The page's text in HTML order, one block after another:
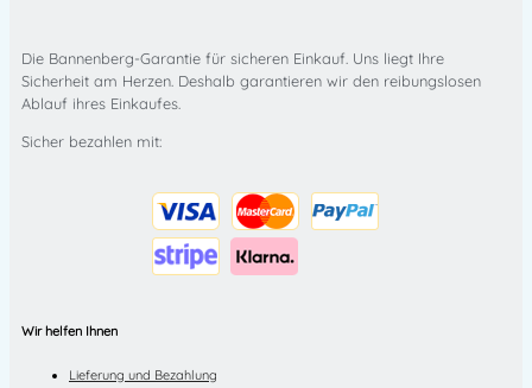
Die Bannenberg-Garantie für sicheren Einkauf. Uns liegt Ihre
Sicherheit am Herzen. Deshalb garantieren wir den reibungslosen
Ablauf ihres Einkaufes.
Sicher bezahlen mit:
Wir helfen Ihnen
Lieferung und Bezahlung